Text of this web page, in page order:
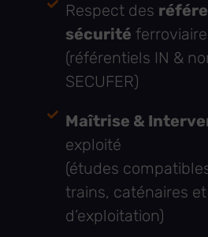
Respect des
sécurité ferroviaire
(référentiels IN &
SECUFER)
Maîtrise &
exploité
(études
trains, caténaires
d’exploitation)